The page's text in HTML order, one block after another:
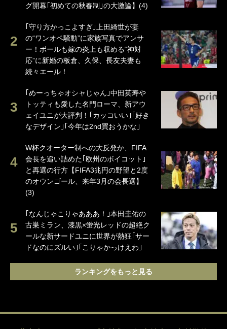
グ開幕｢初めての秋春制｣の大激論】(4)
｢守り方かっこよすぎ｣上田綺世が妻
の“ワンオペ騒動”に家族写真でアンサ
ー！ボールも嫁の炎上も収める“神対
応”に新婚の板倉、久保、長友夫妻も
続々エール！
｢めーっちゃオシャじゃん｣中田英寿や
トッティも愛した名門ローマ、新アウ
ェイユニが大評判！｢カッコいい｣｢好き
なデザイン｣｢今年は2nd買おうかな｣
W杯クオーター制への大反発か、FIFA
会長を追い詰めた｢欧州のボイコット｣
と再選の行方【FIFA3兆円の野望と2度
のオウンゴール、来年3月の会長選】
(3)
｢なんじゃこりゃあああ！｣本田圭佑の
古巣ミラン、漆黒×蛍光レッドの超絶ク
ールな新サードユニに世界が熱狂｢サー
ドなのにズルい｣｢こりゃかっけえわ｣
ランキングをもっと見る